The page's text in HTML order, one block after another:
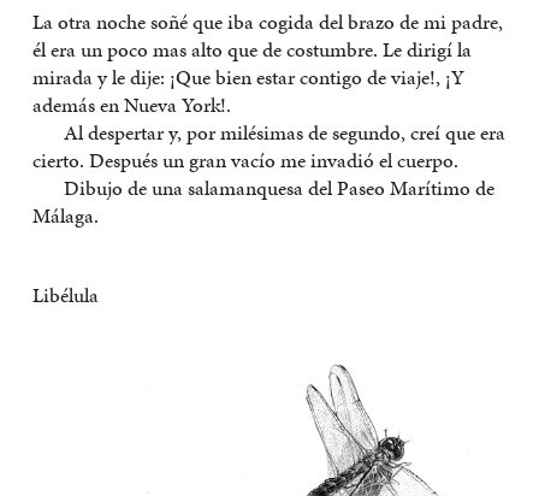
La otra noche soñé que iba cogida del brazo de mi padre,
él era un poco mas alto que de costumbre. Le dirigí la
mirada y le dije: ¡Que bien estar contigo de viaje!, ¡Y
además en Nueva York!.
Al despertar y, por milésimas de segundo, creí que era
cierto. Después un gran vacío me invadió el cuerpo.
Dibujo de una salamanquesa del Paseo Marítimo de
Málaga.
Libélula